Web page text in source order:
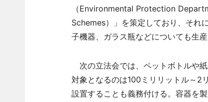
（Environmental Protection
Schemes）」を策定しており、それ
子機器、ガラス瓶などについても生
次の立法会では、ペットボトルや
対象となるのは100ミリリットル～2
設置することも義務付ける。容器を